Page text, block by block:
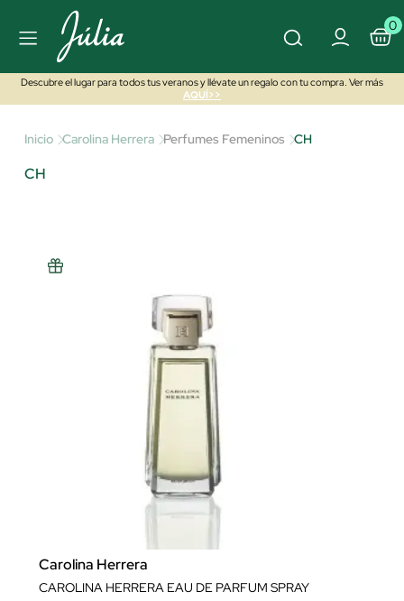
0
Descubre el lugar para todos tus veranos y llévate un regalo con tu compra. Ver más
AQUÍ>>
Inicio Carolina Herrera Perfumes Femeninos CH
CH
Carolina Herrera
CAROLINA HERRERA EAU DE PARFUM SPRAY